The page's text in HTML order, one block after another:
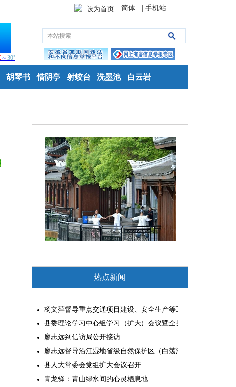
设为首页 简体 | 手机站
胡琴书 惜阴亭 射蛟台 洗墨池 白云岩
热点新闻
杨文萍督导重点交通项目建设、安全生产等工作
县委理论学习中心组学习（扩大）会议暨全县“两为”能力素质
廖志远到信访局公开接访
廖志远督导沿江湿地省级自然保护区（白荡湖片区）问题整改
县人大常委会党组扩大会议召开
青龙驿：青山绿水间的心灵栖息地